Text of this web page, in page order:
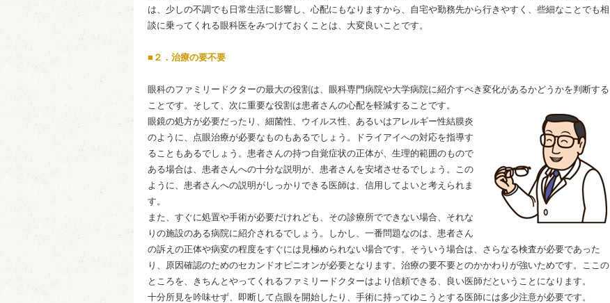
は、少しの不調でも日常生活に影響し、心配にもなりますから、自宅や勤務先から行きやすく、些細なことでも相
談に乗ってくれる眼科医をみつけておくことは、大変良いことです。
■２．治療の要不要
眼科のファミリードクターの最大の役割は、眼科専門病院や大学病院に紹介すべき変化があるかどうかを判断する
ことです。そして、次に重要な役割は患者さんの心配を軽減することです。
眼鏡の処方が必要だったり、細菌性、ウイルス性、あるいはアレルギー性結膜炎
のように、点眼治療が必要なものもあるでしょう。ドライアイへの対応を指導す
ることもあるでしょう。患者さんの持つ自覚症状の正体が、生理的範囲のもので
ある場合は、患者さんへの十分な説明が、患者さんを安堵させるでしょう。この
ように、患者さんへの説明がしっかりできる医師は、信用してよいと考えられま
す。
また、すぐに処置や手術が必要だけれども、その診療所でできない場合、それな
りの施設のある病院に紹介されるでしょう。しかし、一番問題なのは、患者さん
の訴えの正体や病変の程度をすぐには見極められない場合です。そういう場合は、さらなる検査が必要であった
り、原因確認のためのセカンドオピニオンが必要となります。治療の要不要とのかかわりが強いためです。ここの
ところを、きちんとやってくれるファミリードクターはより信頼できる、良い医師だということになります。
十分所見を吟味せず、即断して点眼を開始したり、手術に持ってゆこうとする医師には多少注意が必要です。